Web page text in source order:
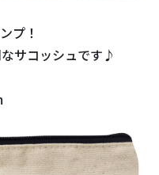
プ！
サコッシュです♪